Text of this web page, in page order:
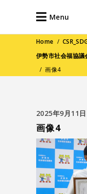
Menu
Home /
伊勢市社会福協議
/画像4
2025年9月11日
画像4